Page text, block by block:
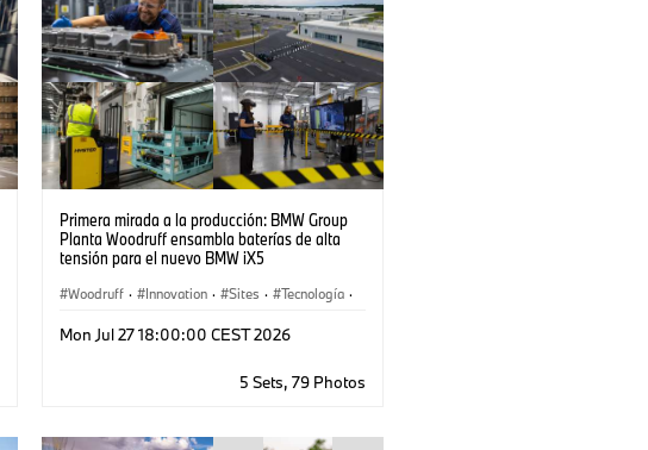
Primera mirada a la producción: BMW Group
Planta Woodruff ensambla baterías de alta
tensión para el nuevo BMW iX5
Woodruff · Innovation · Sites · Tecnología ·
Digitalisation
Mon Jul 27 18:00:00 CEST 2026
5 Sets, 79 Photos